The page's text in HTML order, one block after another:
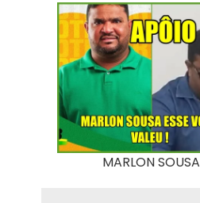
MARLON SOUSA